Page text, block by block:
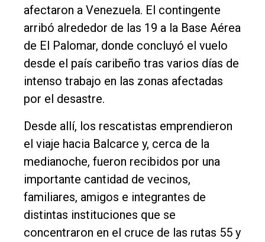
Nosotros
Contacto
afectaron a Venezuela. El contingente
arribó alrededor de las 19 a la Base Aérea
de El Palomar, donde concluyó el vuelo
desde el país caribeño tras varios días de
intenso trabajo en las zonas afectadas
por el desastre.
Desde allí, los rescatistas emprendieron
el viaje hacia Balcarce y, cerca de la
medianoche, fueron recibidos por una
importante cantidad de vecinos,
familiares, amigos e integrantes de
distintas instituciones que se
concentraron en el cruce de las rutas 55 y